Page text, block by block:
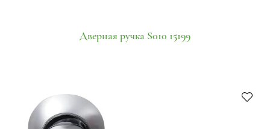
Дверная ручка S010 15199